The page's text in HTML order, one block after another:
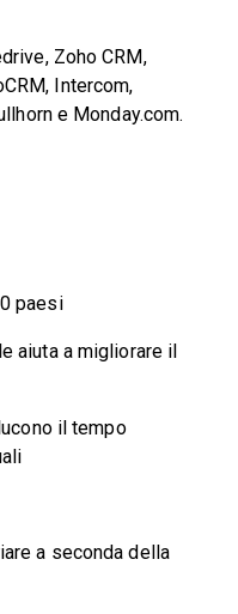
Zoho CRM,
Intercom,
e Monday.com.
paesi
aiuta a migliorare il
il tempo
a seconda della